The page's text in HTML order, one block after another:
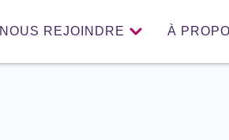
NOUS REJOINDRE À